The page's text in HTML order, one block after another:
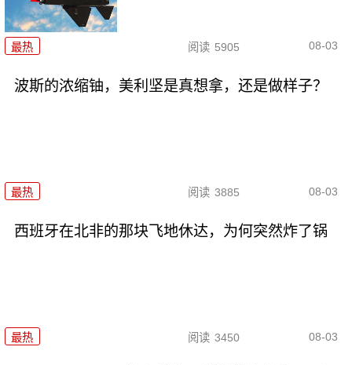
最热 阅读 5905 08-03
波斯的浓缩铀，美利坚是真想拿，还是做样子？
最热 阅读 3885 08-03
西班牙在北非的那块飞地休达，为何突然炸了锅
最热 阅读 3450 08-03